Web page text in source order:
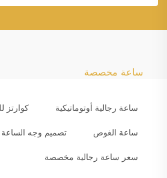
ساعة مخصصة
ساعة رجالية أوتوماتيكية كوارتز
ساعة الغوص تصميم وجه الساعة
سعر ساعة رجالية مخصصة